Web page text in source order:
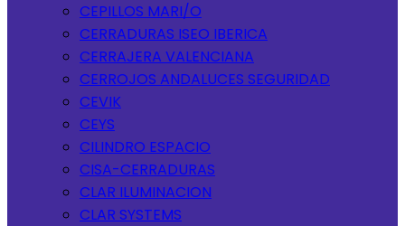
CEPILLOS MARI/O
CERRADURAS ISEO IBERICA
CERRAJERA VALENCIANA
CERROJOS ANDALUCES SEGURIDAD
CEVIK
CEYS
CILINDRO ESPACIO
CISA-CERRADURAS
CLAR ILUMINACION
CLAR SYSTEMS